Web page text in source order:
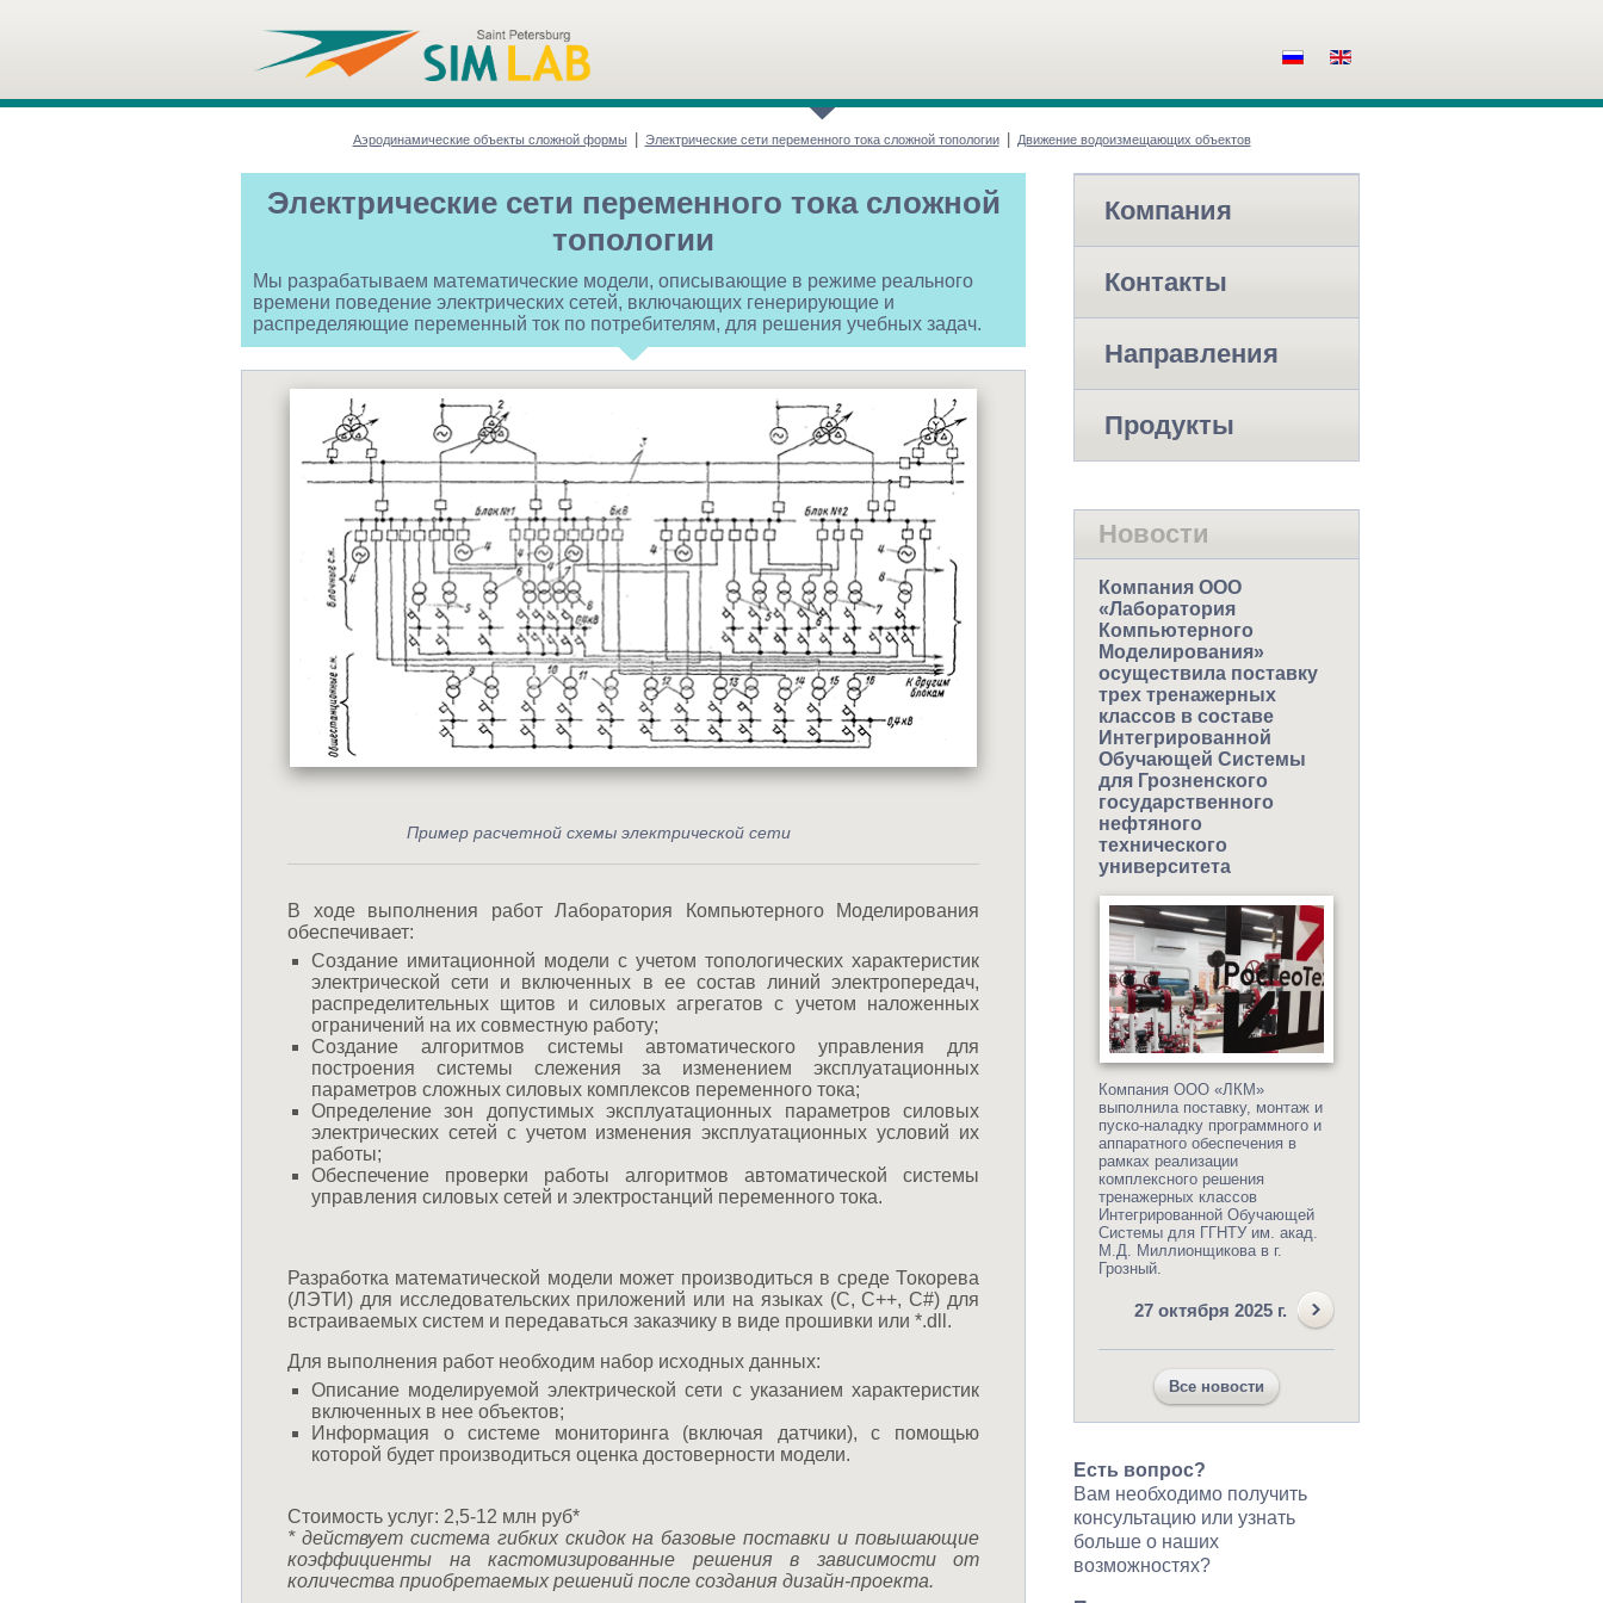
Аэродинамические объекты сложной формы Электрические сети переменного тока сложной топологии Движение водоизмещающих объектов
Электрические сети переменного тока сложной
топологии
Мы разрабатываем математические модели, описывающие в режиме реального
времени поведение электрических сетей, включающих генерирующие и
распределяющие переменный ток по потребителям, для решения учебных задач.
Пример расчетной схемы электрической сети
В ходе выполнения работ Лаборатория Компьютерного Моделирования
обеспечивает:
Создание имитационной модели с учетом топологических характеристик
электрической сети и включенных в ее состав линий электропередач,
распределительных щитов и силовых агрегатов с учетом наложенных
ограничений на их совместную работу;
Создание алгоритмов системы автоматического управления для
построения системы слежения за изменением эксплуатационных
параметров сложных силовых комплексов переменного тока;
Определение зон допустимых эксплуатационных параметров силовых
электрических сетей с учетом изменения эксплуатационных условий их
работы;
Обеспечение проверки работы алгоритмов автоматической системы
управления силовых сетей и электростанций переменного тока.
Разработка математической модели может производиться в среде Токорева
(ЛЭТИ) для исследовательских приложений или на языках (С, C++, С#) для
встраиваемых систем и передаваться заказчику в виде прошивки или *.dll.
Для выполнения работ необходим набор исходных данных:
Описание моделируемой электрической сети с указанием характеристик
включенных в нее объектов;
Информация о системе мониторинга (включая датчики), с помощью
которой будет производиться оценка достоверности модели.
Стоимость услуг: 2,5-12 млн руб*
* действует система гибких скидок на базовые поставки и повышающие
коэффициенты на кастомизированные решения в зависимости от
количества приобретаемых решений после создания дизайн-проекта.
Компания
Контакты
Направления
Продукты
Новости
Компания ООО
«Лаборатория
Компьютерного
Моделирования»
осуществила поставку
трех тренажерных
классов в составе
Интегрированной
Обучающей Системы
для Грозненского
государственного
нефтяного
технического
университета
Компания ООО «ЛКМ»
выполнила поставку, монтаж и
пуско-наладку программного и
аппаратного обеспечения в
рамках реализации
комплексного решения
тренажерных классов
Интегрированной Обучающей
Системы для ГГНТУ им. акад.
М.Д. Миллионщикова в г.
Грозный.
27 октября 2025 г.
Все новости
Есть вопрос?
Вам необходимо получить
консультацию или узнать
больше о наших
возможностях?